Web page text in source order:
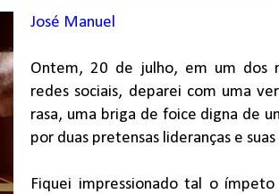
José Manuel
Ontem, 20 de julho, em um dos
redes sociais, deparei com uma
rasa, uma briga de foice digna de
por duas pretensas lideranças e
Fiquei impressionado tal o